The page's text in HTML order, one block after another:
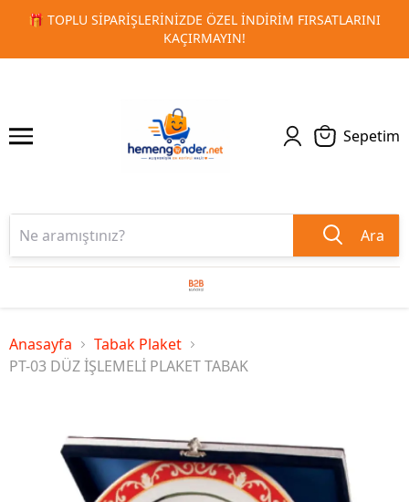
🚀 KURUMSAL PROMOSYON VE MATBAA
TESLIMAT!
1 2
Sepetim
Ara
Anasayfa
Tabak Plaket
PT-03 DÜZ İŞLEMELİ PLAKET TABAK